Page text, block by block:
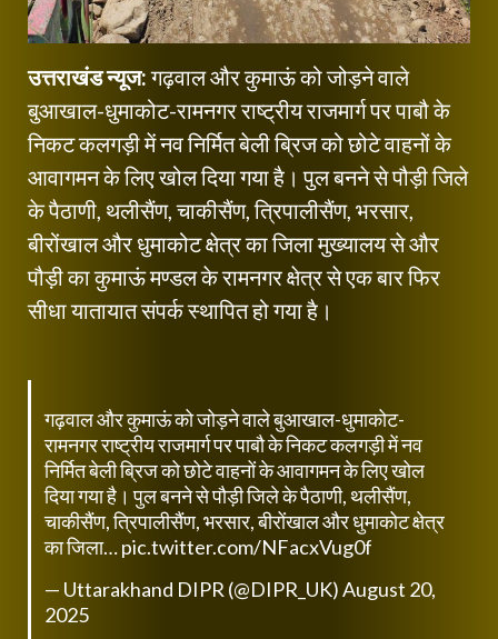
उत्तराखंड न्यूज:गढ़वाल और कुमाऊं को जोड़ने वाले
बुआखाल-धुमाकोट-रामनगर राष्ट्रीय राजमार्ग पर पाबौ के
निकट कलगड़ी में नव निर्मित बेली ब्रिज को छोटे वाहनों के
आवागमन के लिए खोल दिया गया है। पुल बनने से पौड़ी जिले
के पैठाणी, थलीसैंण, चाकीसैंण, त्रिपालीसैंण, भरसार,
बीरोंखाल और धुमाकोट क्षेत्र का जिला मुख्यालय से और
पौड़ी का कुमाऊं मण्डल के रामनगर क्षेत्र से एक बार फिर
सीधा यातायात संपर्क स्थापित हो गया है।
गढ़वाल और कुमाऊं को जोड़ने वाले बुआखाल-धुमाकोट-
रामनगर राष्ट्रीय राजमार्ग पर पाबौ के निकट कलगड़ी में नव
निर्मित बेली ब्रिज को छोटे वाहनों के आवागमन के लिए खोल
दिया गया है। पुल बनने से पौड़ी जिले के पैठाणी, थलीसैंण,
चाकीसैंण, त्रिपालीसैंण, भरसार, बीरोंखाल और धुमाकोट क्षेत्र
का जिला…pic.twitter.com/NFacxVug0f
— Uttarakhand DIPR (@DIPR_UK)August 20,
2025